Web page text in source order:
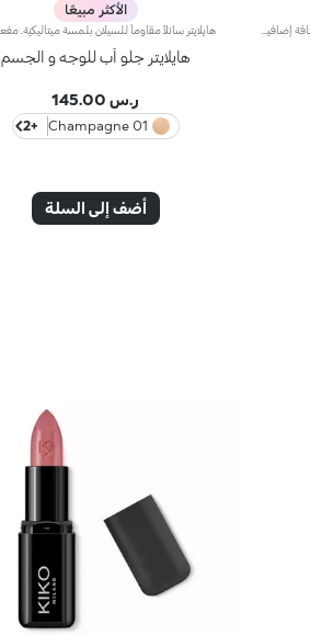
الأكثر مبيعًا
هايلايتر جلو أب للوجه و الجسم
ر.س 145.00
01 Champagne
+2
أضف إلى السلة